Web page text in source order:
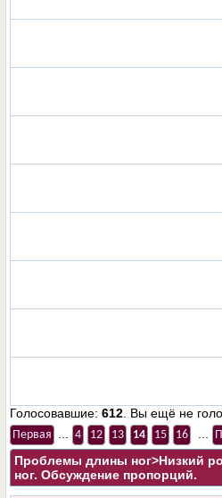
Голосовавшие:612 . Вы ещё не
Первая 4 12 13 14 15 16
Проблемы длины ног>Низкий
ног. Обсуждение пропорций.